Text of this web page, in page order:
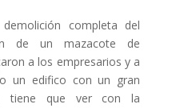
completa del
de un mazacote de
a los empresarios y a
un edifico con un gran
tiene que ver con la